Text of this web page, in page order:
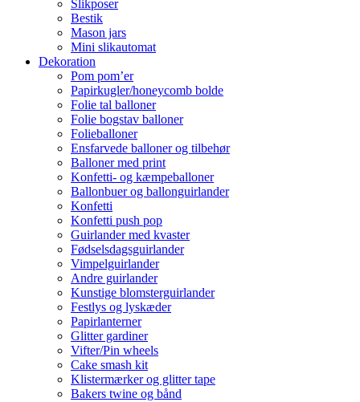
Slikposer
Bestik
Mason jars
Mini slikautomat
Dekoration
Pom pom’er
Papirkugler/honeycomb bolde
Folie tal balloner
Folie bogstav balloner
Folieballoner
Ensfarvede balloner og tilbehør
Balloner med print
Konfetti- og kæmpeballoner
Ballonbuer og ballonguirlander
Konfetti
Konfetti push pop
Guirlander med kvaster
Fødselsdagsguirlander
Vimpelguirlander
Andre guirlander
Kunstige blomsterguirlander
Festlys og lyskæder
Papirlanterner
Glitter gardiner
Vifter/Pin wheels
Cake smash kit
Klistermærker og glitter tape
Bakers twine og bånd